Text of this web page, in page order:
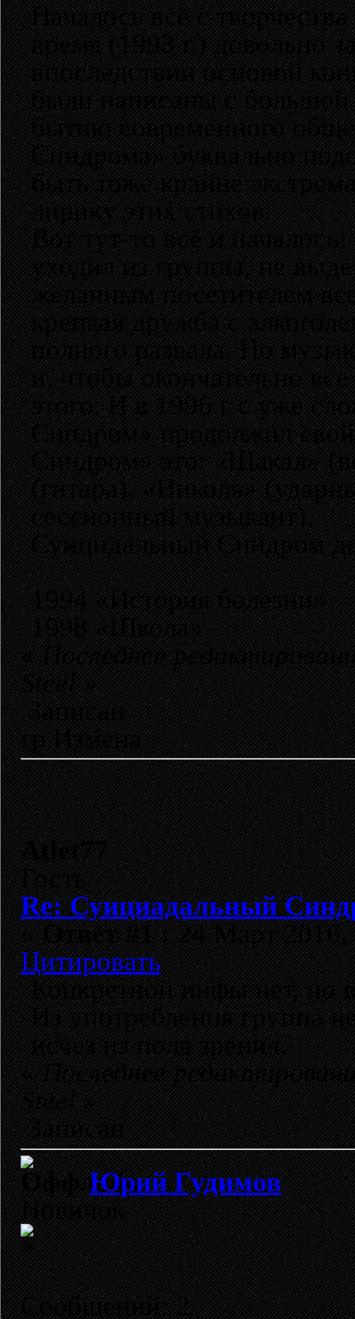
Началось всё с
время (1993 г.) довольно
впоследствии основой
были написаны с большой
бытию современного
Синдрома» буквально
быть тоже крайне
лирику этих стихов.
Вот тут-то всё и
уходил из группы, не
желанным посетителем
крепкая дружба с
полного развала. Но
и, чтобы окончательно
этого. И в 1996 г с уже
Синдром» продолжил
Синдром» это: «Шакал»
(гитара), «Николя»
сессионный музыкант).
Суицидальный Синдром
1994 «История болезни»
1998 «Школа»
«Последнее
Steel»
Записан
гр.Измена
Atlet77
Гость
Re: Суициадальный
«Ответ #1 :24 Март 2016,
Цитировать
Конкретной инфы нет, но
Из употребления группа
исчез из поля зрения.
«Последнее
Steel»
Записан
Юрий Гудимов
Новичок
Сообщений: 2